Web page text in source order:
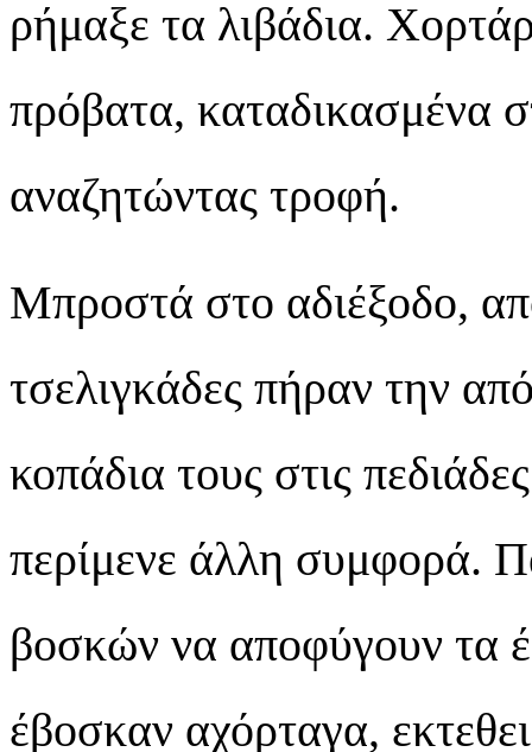
ρήμαξε τα λιβάδια.
πρόβατα, καταδικασμένα
αναζητώντας τροφή.
Μπροστά στο αδιέξοδο,
τσελιγκάδες πήραν την
κοπάδια τους στις
περίμενε άλλη συμφορά.
βοσκών να αποφύγουν τα
έβοσκαν αχόρταγα,